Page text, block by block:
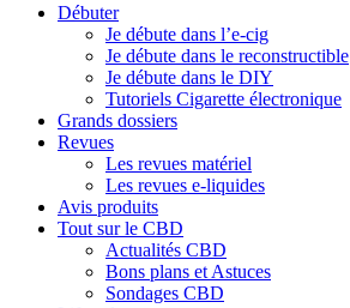
Débuter
Je débute dans l’e-cig
Je débute dans le reconstructible
Je débute dans le DIY
Tutoriels Cigarette électronique
Grands dossiers
Revues
Les revues matériel
Les revues e-liquides
Avis produits
Tout sur le CBD
Actualités CBD
Bons plans et Astuces
Sondages CBD